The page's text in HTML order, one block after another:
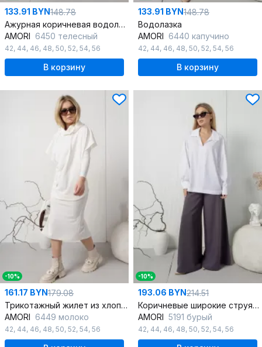
133.91 BYN148.78
Ажурная коричневая водолазка из трикотажа для стильных луков
AMORI 6450 телесный
42, 44, 46, 48, 50, 52, 54, 56
В корзину
133.91 BYN148.78
Водолазка
AMORI 6440 капучино
42, 44, 46, 48, 50, 52, 54, 56
В корзину
-10%
161.17 BYN179.08
Трикотажный жилет из хлопка для многослойных образов
AMORI 6449 молоко
42, 44, 46, 48, 50, 52, 54, 56
-10%
193.06 BYN214.51
Коричневые широкие струящиеся брюки с высокой кокеткой
AMORI 5191 бурый
42, 44, 46, 48, 50, 52, 54, 56